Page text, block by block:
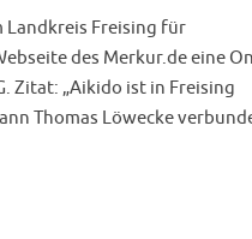
Landkreis Freising für
des Merkur.de eine
Zitat: „Aikido ist in Freising
Thomas Löwecke